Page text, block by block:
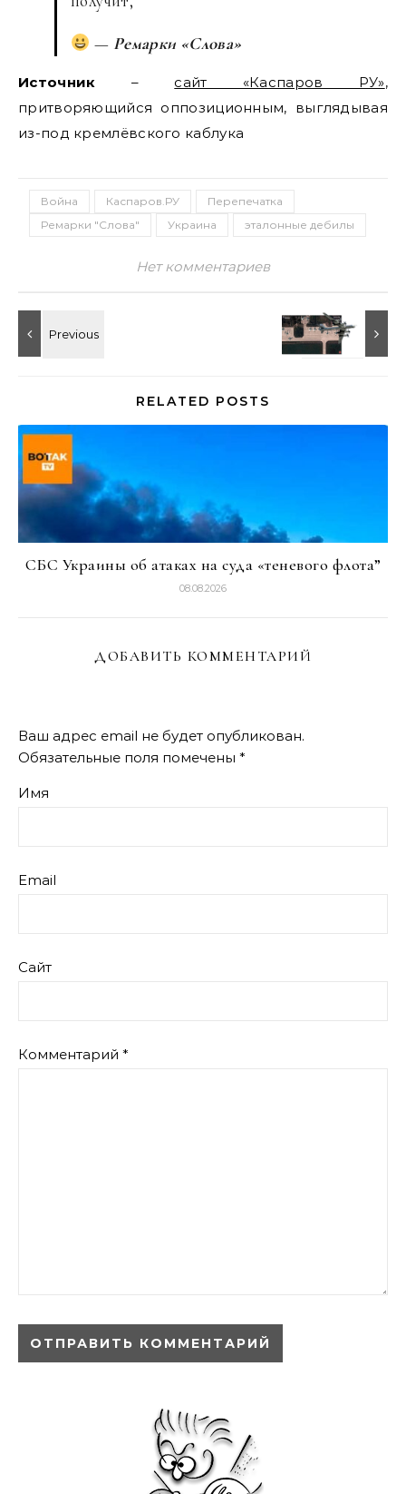
— Ремарки «Слова»
Источник – сайт «Каспаров РУ»,
притворяющийся оппозиционным, выглядывая
из-под кремлёвского каблука
Война Каспаров.РУ
Перепечатка
Ремарки "Слова"
Украина эталонные дебилы
Нет комментариев
RELATED POSTS
СБС Украины об атаках на суда «теневого флота”
08.08.2026
ДОБАВИТЬ КОММЕНТАРИЙ
Ваш адрес email не будет опубликован.
Обязательные поля помечены *
Имя
Email
Сайт
Комментарий *